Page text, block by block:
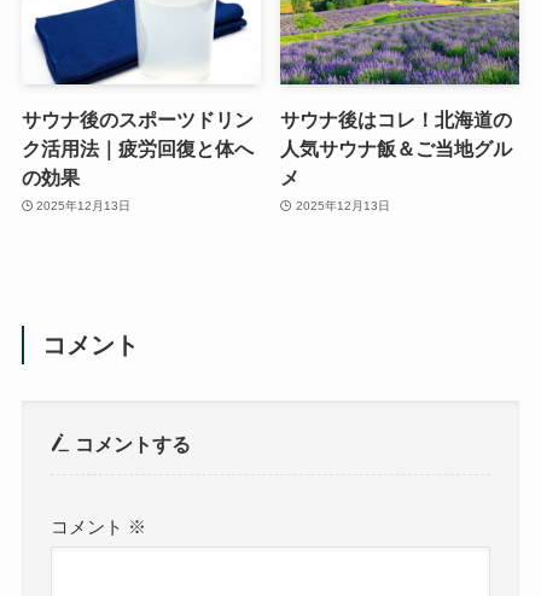
サウナ後のスポーツドリン
ク活用法｜疲労回復と体へ
の効果
2025年12月13日
サウナ後はコレ！北海道の
人気サウナ飯＆ご当地グル
メ
2025年12月13日
コメント
コメントする
コメント ※